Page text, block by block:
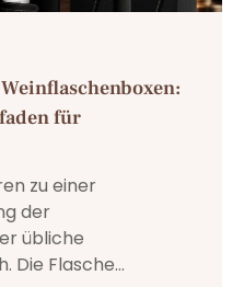
für
zu einer
der
übliche
Die Flasche...